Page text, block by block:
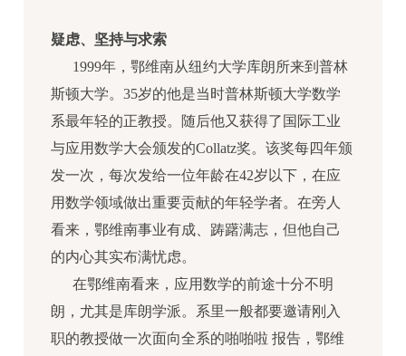
疑虑、坚持与求索
1999年，鄂维南从纽约大学库朗所来到普林
斯顿大学。35岁的他是当时普林斯顿大学数学
系最年轻的正教授。随后他又获得了国际工业
与应用数学大会颁发的Collatz奖。该奖每四年颁
发一次，每次发给一位年龄在42岁以下，在应
用数学领域做出重要贡献的年轻学者。在旁人
看来，鄂维南事业有成、踌躇满志，但他自己
的内心其实布满忧虑。
在鄂维南看来，应用数学的前途十分不明
朗，尤其是库朗学派。系里一般都要邀请刚入
职的教授做一次面向全系的啪啪啦 报告，鄂维